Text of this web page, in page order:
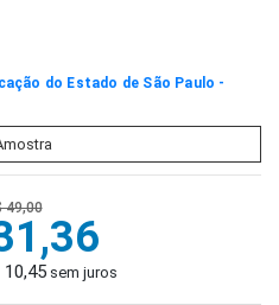
do Estado de São Paulo -
49,00
sem juros